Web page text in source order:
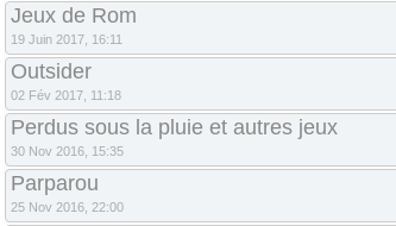
Jeux de Rom
19 Juin 2017, 16:11
Outsider
02 Fév 2017, 11:18
Perdus sous la pluie et autres jeux
30 Nov 2016, 15:35
Parparou
25 Nov 2016, 22:00